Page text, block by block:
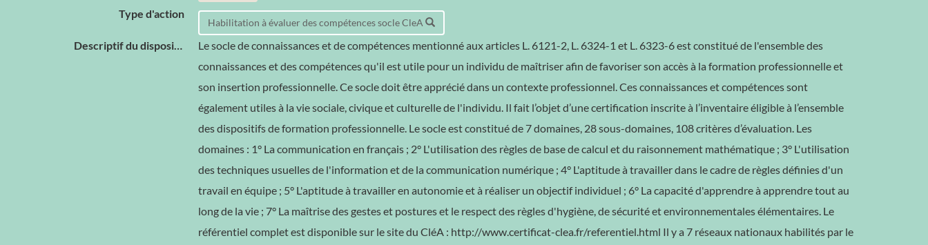
Type d'action
Habilitation à évaluer des compétences socle CleA
Descriptif du dispositif
Le socle de connaissances et de compétences mentionné aux articles L. 6121-2, L. 6324-1 et L. 6323-6 est constitué de l'ensemble des
connaissances et des compétences qu'il est utile pour un individu de maîtriser afin de favoriser son accès à la formation professionnelle et
son insertion professionnelle. Ce socle doit être apprécié dans un contexte professionnel. Ces connaissances et compétences sont
également utiles à la vie sociale, civique et culturelle de l'individu. Il fait l’objet d’une certification inscrite à l’inventaire éligible à l’ensemble
des dispositifs de formation professionnelle. Le socle est constitué de 7 domaines, 28 sous-domaines, 108 critères d’évaluation. Les
domaines : 1° La communication en français ; 2° L'utilisation des règles de base de calcul et du raisonnement mathématique ; 3° L'utilisation
des techniques usuelles de l'information et de la communication numérique ; 4° L'aptitude à travailler dans le cadre de règles définies d'un
travail en équipe ; 5° L'aptitude à travailler en autonomie et à réaliser un objectif individuel ; 6° La capacité d'apprendre à apprendre tout au
long de la vie ; 7° La maîtrise des gestes et postures et le respect des règles d'hygiène, de sécurité et environnementales élémentaires. Le
référentiel complet est disponible sur le site du CléA : http://www.certificat-clea.fr/referentiel.html Il y a 7 réseaux nationaux habilités par le